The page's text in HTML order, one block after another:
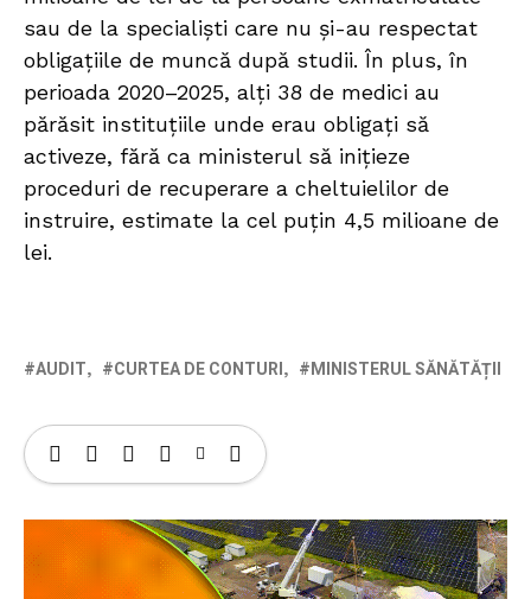
sau de la specialiști care nu și-au respectat
obligațiile de muncă după studii. În plus, în
perioada 2020–2025, alți 38 de medici au
părăsit instituțiile unde erau obligați să
activeze, fără ca ministerul să inițieze
proceduri de recuperare a cheltuielilor de
instruire, estimate la cel puțin 4,5 milioane de
lei.
AUDIT CURTEA DE CONTURI MINISTERUL SĂNĂTĂȚII